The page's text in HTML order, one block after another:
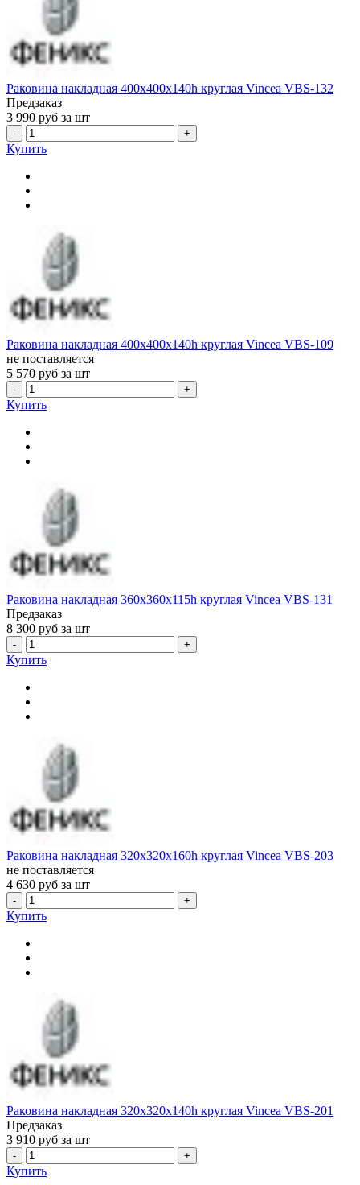
Раковина накладная 400x400x140h круглая Vincea VBS-132
Предзаказ
3 990 руб за шт
- +
Купить
Раковина накладная 400x400x140h круглая Vincea VBS-109
не поставляется
5 570 руб за шт
- +
Купить
Раковина накладная 360x360x115h круглая Vincea VBS-131
Предзаказ
8 300 руб за шт
- +
Купить
Раковина накладная 320x320x160h круглая Vincea VBS-203
не поставляется
4 630 руб за шт
- +
Купить
Раковина накладная 320x320x140h круглая Vincea VBS-201
Предзаказ
3 910 руб за шт
- +
Купить